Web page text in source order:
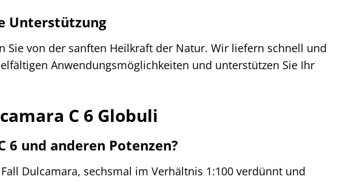
Unterstützung
von der sanften Heilkraft der Natur. Wir liefern schnell und
Anwendungsmöglichkeiten und unterstützen Sie Ihr
C 6 Globuli
6 und anderen Potenzen?
Dulcamara, sechsmal im Verhältnis 1:100 verdünnt und